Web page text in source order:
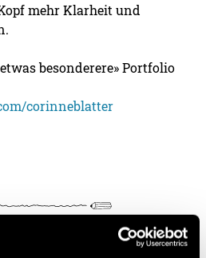
mehr Klarheit und
besonderere» Portfolio
corinneblatter